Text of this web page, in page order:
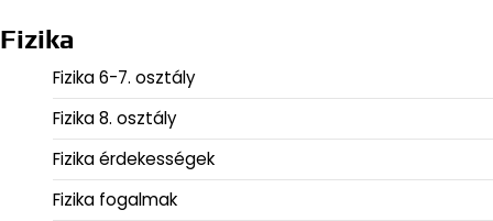
Fizika
Fizika 6-7. osztály
Fizika 8. osztály
Fizika érdekességek
Fizika fogalmak